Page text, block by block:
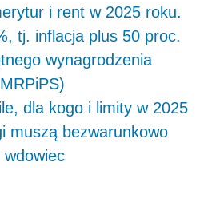
i rent w 2025 roku.
tj. inflacja plus 50 proc.
wynagrodzenia
dla kogo i limity w 2025
muszą bezwarunkowo
wdowiec